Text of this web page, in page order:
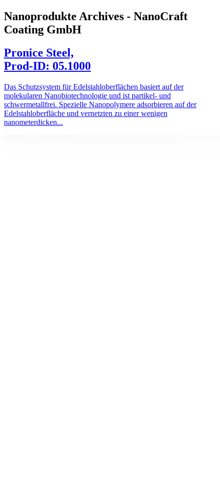
Nanoprodukte Archives - NanoCraft
Coating GmbH
Pronice Steel,
Prod-ID: 05.1000
Das Schutzsystem für Edelstahloberflächen basiert auf der
molekularen Nanobiotechnologie und ist partikel- und
schwermetallfrei. Spezielle Nanopolymere adsorbieren auf der
Edelstahloberfläche und vernetzten zu einer wenigen
nanometerdicken...